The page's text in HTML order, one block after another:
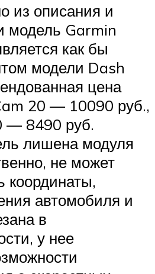
из описания и
модель Garmin
как бы
модели Dash
цена
20 — 10090 руб.,
— 8490 руб.
лишена модуля
не может
координаты,
автомобиля и
в
у нее